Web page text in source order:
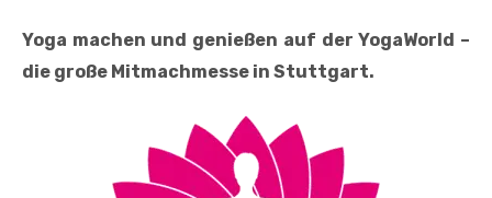
Yoga machen und genießen auf der YogaWorld –
die große Mitmachmesse in Stuttgart.